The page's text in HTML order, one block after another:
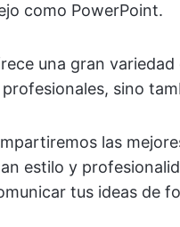
como PowerPoint.
una gran
sino
las
estilo y
tus ideas de